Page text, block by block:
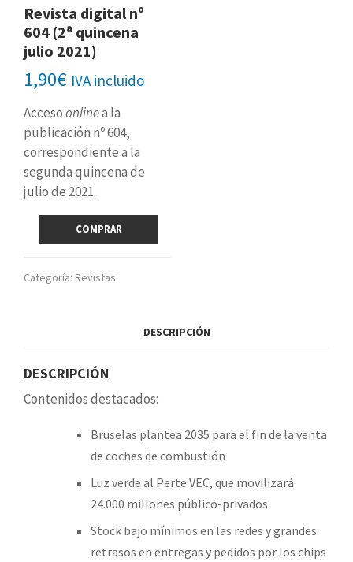
Revista digital nº
604 (2ª quincena
julio 2021)
1,90€ IVA incluido
Accesoonlinea la
publicación nº 604,
correspondiente a la
segunda quincena de
julio de 2021.
604
COMPRAR
Categoría: Revistas
DESCRIPCIÓN
DESCRIPCIÓN
Contenidos destacados:
Bruselas plantea 2035 para el fin de la venta
de coches de combustión
Luz verde al Perte VEC, que movilizará
24.000 millones público-privados
Stock bajo mínimos en las redes y grandes
retrasos en entregas y pedidos por los chips